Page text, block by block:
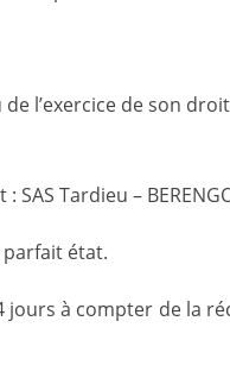
l’exercice de son
Tardieu –
état.
à compter de la